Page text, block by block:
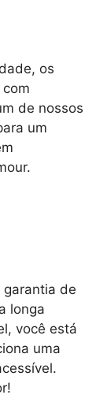
os
de nossos
um
garantia de
longa
você está
uma